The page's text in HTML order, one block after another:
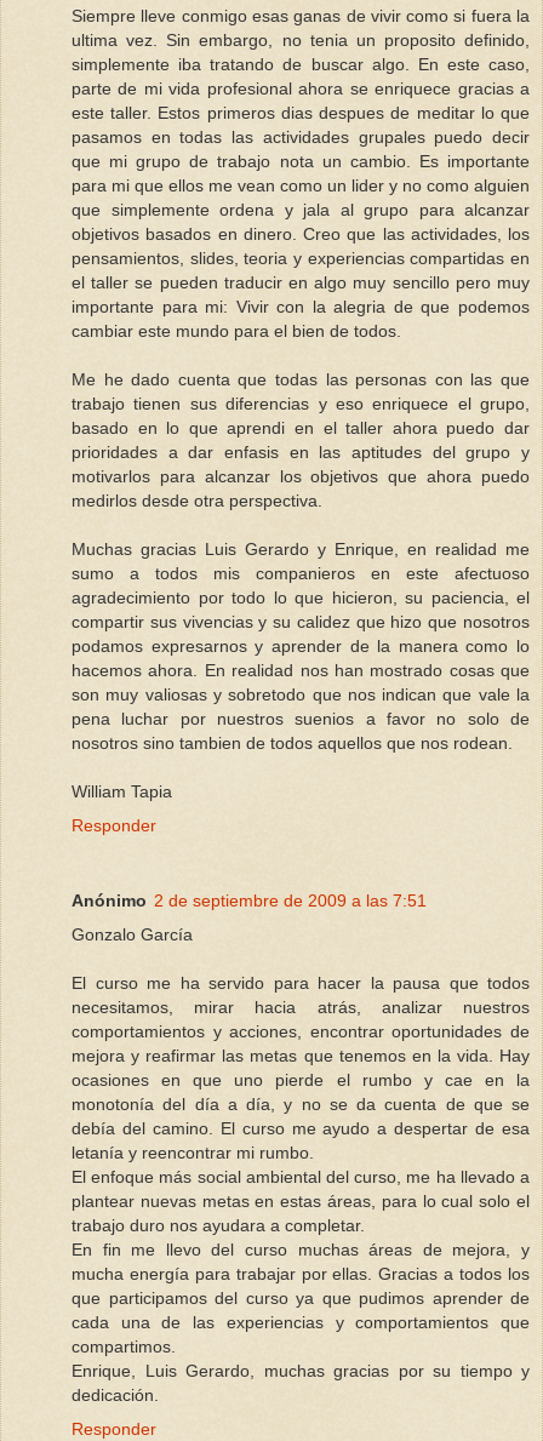
Siempre lleve conmigo esas ganas de vivir como si fuera la
ultima vez. Sin embargo, no tenia un proposito definido,
simplemente iba tratando de buscar algo. En este caso,
parte de mi vida profesional ahora se enriquece gracias a
este taller. Estos primeros dias despues de meditar lo que
pasamos en todas las actividades grupales puedo decir
que mi grupo de trabajo nota un cambio. Es importante
para mi que ellos me vean como un lider y no como alguien
que simplemente ordena y jala al grupo para alcanzar
objetivos basados en dinero. Creo que las actividades, los
pensamientos, slides, teoria y experiencias compartidas en
el taller se pueden traducir en algo muy sencillo pero muy
importante para mi: Vivir con la alegria de que podemos
cambiar este mundo para el bien de todos.
Me he dado cuenta que todas las personas con las que
trabajo tienen sus diferencias y eso enriquece el grupo,
basado en lo que aprendi en el taller ahora puedo dar
prioridades a dar enfasis en las aptitudes del grupo y
motivarlos para alcanzar los objetivos que ahora puedo
medirlos desde otra perspectiva.
Muchas gracias Luis Gerardo y Enrique, en realidad me
sumo a todos mis companieros en este afectuoso
agradecimiento por todo lo que hicieron, su paciencia, el
compartir sus vivencias y su calidez que hizo que nosotros
podamos expresarnos y aprender de la manera como lo
hacemos ahora. En realidad nos han mostrado cosas que
son muy valiosas y sobretodo que nos indican que vale la
pena luchar por nuestros suenios a favor no solo de
nosotros sino tambien de todos aquellos que nos rodean.
William Tapia
Responder
Anónimo 2 de septiembre de 2009 a las 7:51
Gonzalo García
El curso me ha servido para hacer la pausa que todos
necesitamos, mirar hacia atrás, analizar nuestros
comportamientos y acciones, encontrar oportunidades de
mejora y reafirmar las metas que tenemos en la vida. Hay
ocasiones en que uno pierde el rumbo y cae en la
monotonía del día a día, y no se da cuenta de que se
debía del camino. El curso me ayudo a despertar de esa
letanía y reencontrar mi rumbo.
El enfoque más social ambiental del curso, me ha llevado a
plantear nuevas metas en estas áreas, para lo cual solo el
trabajo duro nos ayudara a completar.
En fin me llevo del curso muchas áreas de mejora, y
mucha energía para trabajar por ellas. Gracias a todos los
que participamos del curso ya que pudimos aprender de
cada una de las experiencias y comportamientos que
compartimos.
Enrique, Luis Gerardo, muchas gracias por su tiempo y
dedicación.
Responder